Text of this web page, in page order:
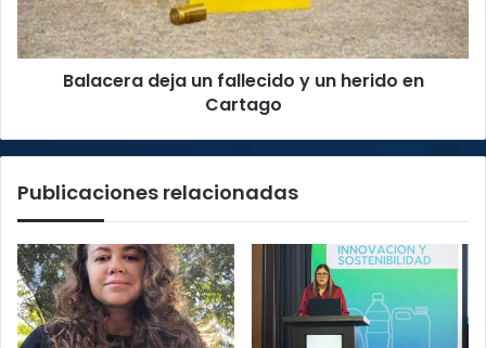
herido
en
Cartago
Balacera deja un fallecido y un herido en
Cartago
Publicaciones relacionadas